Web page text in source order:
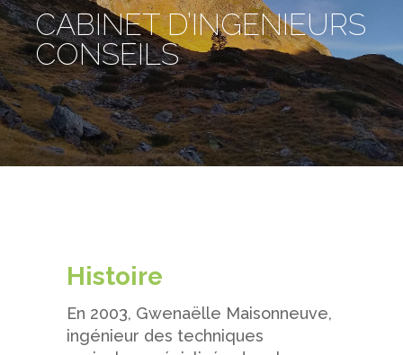
CABINET D’INGENIEURS
CONSEILS
Histoire
En 2003, Gwenaëlle Maisonneuve,
ingénieur des techniques